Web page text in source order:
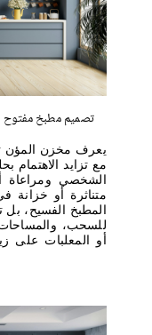
تصميم مطبخ مفتوح 2026 مع خزانة مؤن مودرن تعكس الفخامة المعاصرة
يعرف مخزن
مع تزايد الاهتمام
الشخصي
متناثرة أو
المطبخ الفسيح، بل
للسحب،
أو المعلبات على